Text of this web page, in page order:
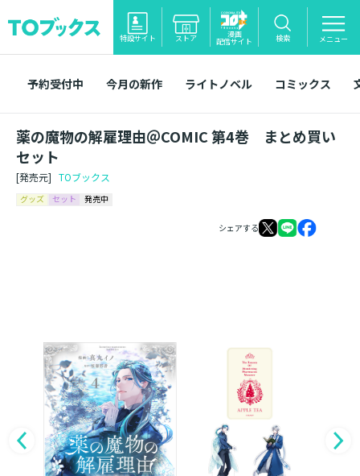
特設サイト ストア 漫画
配信サイト 検索 メニュー
予約受付中 今月の新作 ライトノベル コミックス
薬の魔物の解雇理由＠COMIC 第4巻 まとめ買い
セット
[発売元] TOブックス
グッズ セット 発売中
シェアする